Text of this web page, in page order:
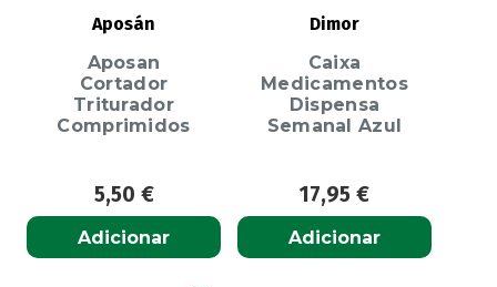
Aposán
Aposan
Cortador
Triturador
Comprimidos
5,50 €
Adicionar
Dimor
Caixa
Medicamentos
Dispensa
Semanal Azul
17,95 €
Adicionar